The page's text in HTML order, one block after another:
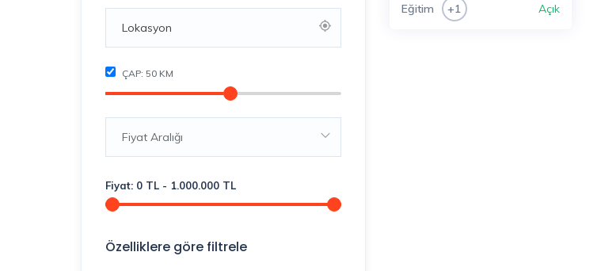
ÇAP: 50 KM
Fiyat Aralığı
Fiyat: 0 TL - 1.000.000 TL
Özelliklere göre filtrele
Eğitim +1 Açık